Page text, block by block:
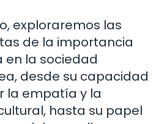
exploraremos las
de la importancia
en la sociedad
desde su capacidad
la empatía y la
hasta su papel